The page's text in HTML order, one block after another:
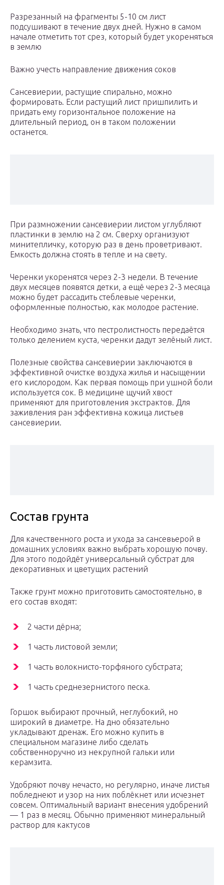
Разрезанный на фрагменты 5-10 см лист
подсушивают в течение двух дней. Нужно в самом
начале отметить тот срез, который будет укореняться
в землю
Важно учесть направление движения соков
Сансевиерии, растущие спирально, можно
формировать. Если растущий лист пришпилить и
придать ему горизонтальное положение на
длительный период, он в таком положении
останется.
При размножении сансевиерии листом углубляют
пластинки в землю на 2 см. Сверху организуют
минитепличку, которую раз в день проветривают.
Емкость должна стоять в тепле и на свету.
Черенки укоренятся через 2-3 недели. В течение
двух месяцев появятся детки, а ещё через 2-3 месяца
можно будет рассадить стеблевые черенки,
оформленные полностью, как молодое растение.
Необходимо знать, что пестролистность передаётся
только делением куста, черенки дадут зелёный лист.
Полезные свойства сансевиерии заключаются в
эффективной очистке воздуха жилья и насыщении
его кислородом. Как первая помощь при ушной боли
используется сок. В медицине щучий хвост
применяют для приготовления экстрактов. Для
заживления ран эффективна кожица листьев
сансевиерии.
Состав грунта
Для качественного роста и ухода за сансевьерой в
домашних условиях важно выбрать хорошую почву.
Для этого подойдёт универсальный субстрат для
декоративных и цветущих растений
Также грунт можно приготовить самостоятельно, в
его состав входят:
2 части дёрна;
1 часть листовой земли;
1 часть волокнисто-торфяного субстрата;
1 часть среднезернистого песка.
Горшок выбирают прочный, неглубокий, но
широкий в диаметре. На дно обязательно
укладывают дренаж. Его можно купить в
специальном магазине либо сделать
собственноручно из некрупной гальки или
керамзита.
Удобряют почву нечасто, но регулярно, иначе листья
побледнеют и узор на них поблёкнет или исчезнет
совсем. Оптимальный вариант внесения удобрений
— 1 раз в месяц. Обычно применяют минеральный
раствор для кактусов